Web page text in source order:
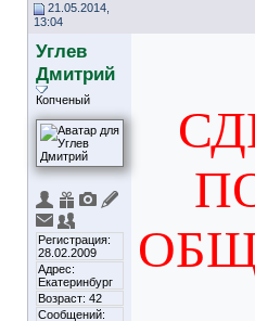
21.05.2014,
13:04
Углев
Дмитрий
Копченый
Регистрация:
28.02.2009
Адрес:
Екатеринбург
Возраст: 42
Сообщений: